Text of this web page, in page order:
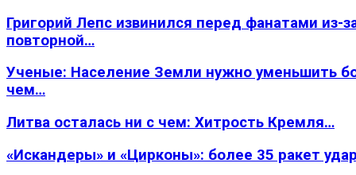
Григорий Лепс извинился перед фанатами из-
повторной…
Ученые: Население Земли нужно уменьшить
чем…
Литва осталась ни с чем: Хитрость Кремля…
«Искандеры» и «Цирконы»: более 35 ракет